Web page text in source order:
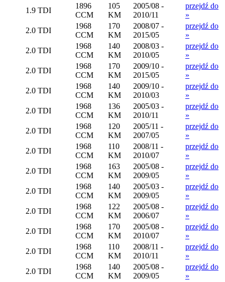
1.9 TDI
1896
CCM
105
KM
2005/08 -
2010/11
przejdź do
»
2.0 TDI
1968
CCM
170
KM
2008/07 -
2015/05
przejdź do
»
2.0 TDI
1968
CCM
140
KM
2008/03 -
2010/05
przejdź do
»
2.0 TDI
1968
CCM
170
KM
2009/10 -
2015/05
przejdź do
»
2.0 TDI
1968
CCM
140
KM
2009/10 -
2010/03
przejdź do
»
2.0 TDI
1968
CCM
136
KM
2005/03 -
2010/11
przejdź do
»
2.0 TDI
1968
CCM
120
KM
2005/11 -
2007/05
przejdź do
»
2.0 TDI
1968
CCM
110
KM
2008/11 -
2010/07
przejdź do
»
2.0 TDI
1968
CCM
163
KM
2005/08 -
2009/05
przejdź do
»
2.0 TDI
1968
CCM
140
KM
2005/03 -
2009/05
przejdź do
»
2.0 TDI
1968
CCM
122
KM
2005/08 -
2006/07
przejdź do
»
2.0 TDI
1968
CCM
170
KM
2005/08 -
2010/07
przejdź do
»
2.0 TDI
1968
CCM
110
KM
2008/11 -
2010/11
przejdź do
»
2.0 TDI
1968
CCM
140
KM
2005/08 -
2009/05
przejdź do
»